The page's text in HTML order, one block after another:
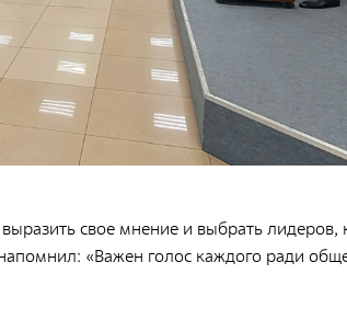
свое мнение и выбрать лидеров,
«Важен голос каждого ради
Формирование
паспортов
Контейнеры для
хранения РАО
Проведение радиационных